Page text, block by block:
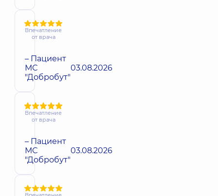
Впечатление
от врача
– Пациент
МС
"Добробут"
03.08.2026
Впечатление
от врача
– Пациент
МС
"Добробут"
03.08.2026